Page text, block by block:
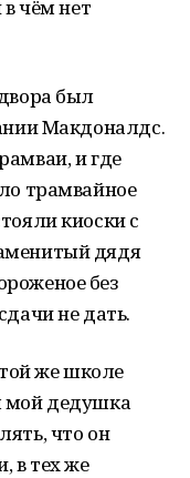
чём нет
был
Макдоналдс.
и где
трамвайное
киоски с
дядя
без
не дать.
же школе
мой дедушка
что он
в тех же